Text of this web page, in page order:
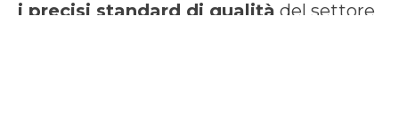
i precisi standard di qualità del settore